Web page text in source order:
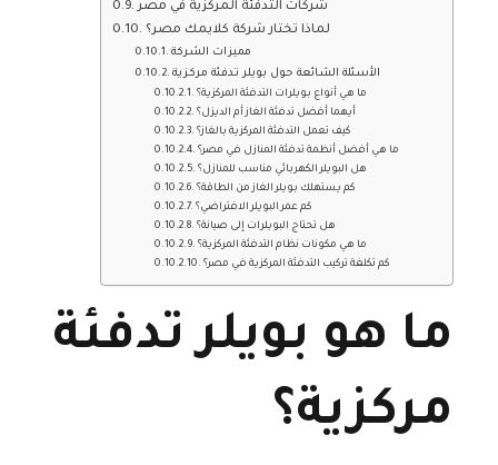
شركات التدفئة المركزية في مصر
لماذا تختار شركة كلايمك مصر؟
مميزات الشركة
الأسئلة الشائعة حول بويلر تدفئة مركزية
ما هي أنواع بويلرات التدفئة المركزية؟
أيهما أفضل تدفئة الغاز أم الديزل؟
كيف تعمل التدفئة المركزية بالغاز؟
ما هي أفضل أنظمة تدفئة المنازل في مصر؟
هل البويلر الكهربائي مناسب للمنازل؟
كم يستهلك بويلر الغاز من الطاقة؟
كم عمر البويلر الافتراضي؟
هل تحتاج البويلرات إلى صيانة؟
ما هي مكونات نظام التدفئة المركزية؟
كم تكلفة تركيب التدفئة المركزية في مصر؟
ما هو بويلر تدفئة
مركزية؟